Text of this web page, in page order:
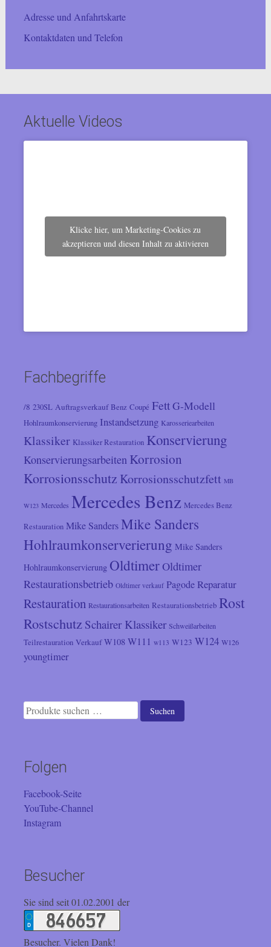
Adresse und Anfahrtskarte
Kontaktdaten und Telefon
Aktuelle Videos
Klicke hier, um Marketing-Cookies zu
akzeptieren und diesen Inhalt zu aktivieren
Fachbegriffe
/8 230SL Auftragsverkauf Benz Coupé FettG-Modell
Hohlraumkonservierung Instandsetzung Karosseriearbeiten
Klassiker Klassiker Restauration Konservierung
Konservierungsarbeiten Korrosion
Korrosionsschutz Korrosionsschutzfett MB
W123 Mercedes Mercedes Benz Mercedes Benz
Restauration Mike SandersMike Sanders
Hohlraumkonserverierung Mike Sanders
Hohlraumkonservierung OldtimerOldtimer
Restaurationsbetrieb Oldtimer verkauf PagodeReparatur
Restauration Restaurationsarbeiten Restaurationsbetrieb Rost
Rostschutz Schairer Klassiker Schweißarbeiten
Teilrestauration Verkauf W108 W111 w113 W123 W124 W126
youngtimer
Suchen
nach:
Suchen
Folgen
Facebook-Seite
YouTube-Channel
Instagram
Besucher
Sie sind seit 01.02.2001 der
Besucher. Vielen Dank!